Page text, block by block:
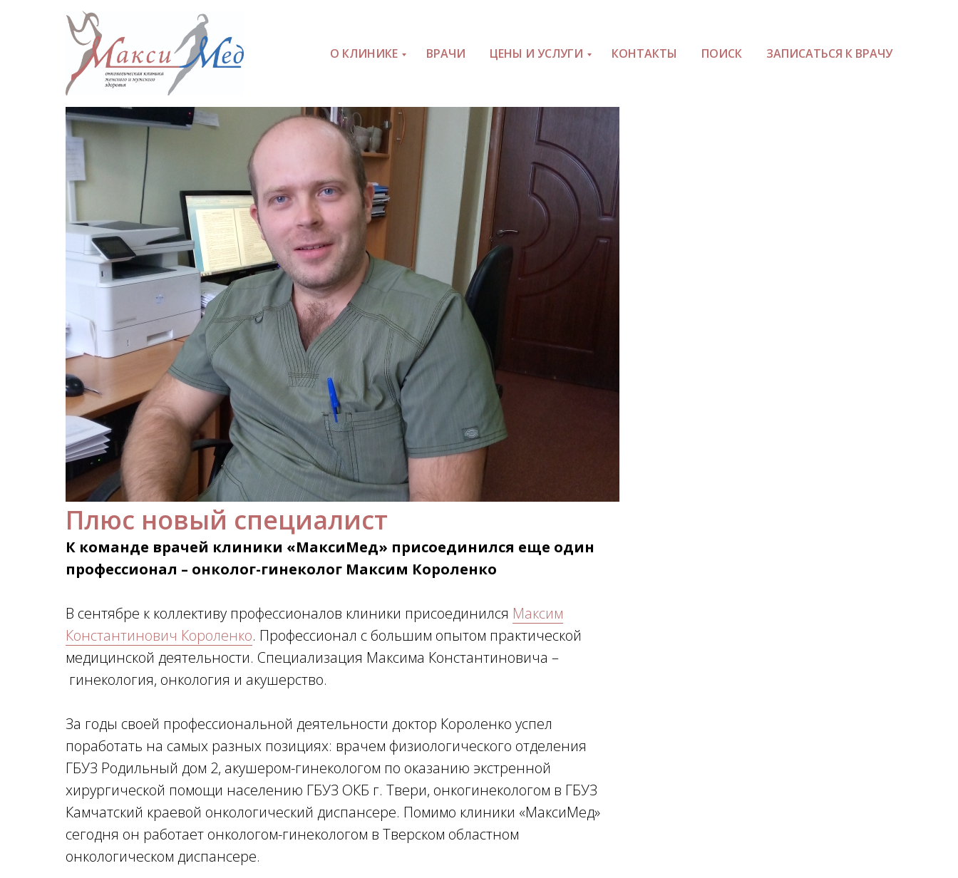
О КЛИНИКЕ ВРАЧИ ЦЕНЫ И УСЛУГИ КОНТАКТЫ ПОИСК ЗАПИСАТЬСЯ К ВРАЧУ
Плюс новый специалист
К команде врачей клиники «МаксиМед» присоединился еще один
профессионал – онколог-гинеколог Максим Короленко
В сентябре к коллективу профессионалов клиники присоединился Максим
Константинович Короленко. Профессионал с большим опытом практической
медицинской деятельности. Специализация Максима Константиновича –
гинекология, онкология и акушерство.
За годы своей профессиональной деятельности доктор Короленко успел
поработать на самых разных позициях: врачем физиологического отделения
ГБУЗ Родильный дом 2, акушером-гинекологом по оказанию экстренной
хирургической помощи населению ГБУЗ ОКБ г. Твери, онкогинекологом в ГБУЗ
Камчатский краевой онкологический диспансере. Помимо клиники «МаксиМед»
сегодня он работает онкологом-гинекологом в Тверском областном
онкологическом диспансере.